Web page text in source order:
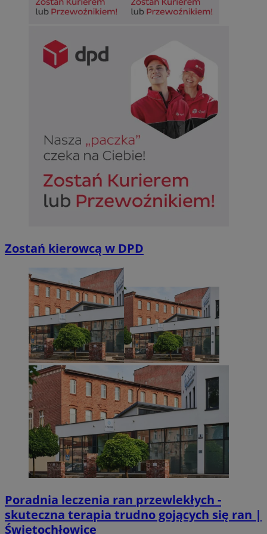
Zostań kierowcą w DPD
Poradnia leczenia ran przewlekłych -
skuteczna terapia trudno gojących się ran |
Świętochłowice
internetowej, takich jak logowanie użytkownika i zarządzanie
plików cookie nie można prawidłowo korzystać ze strony
SessID
sosnowiecki.pl
sosnowiecki.pl
MvSessID
euds .rfihub.com
VISITOR_PRIVACY_METADATA
YouTube
.youtube.com